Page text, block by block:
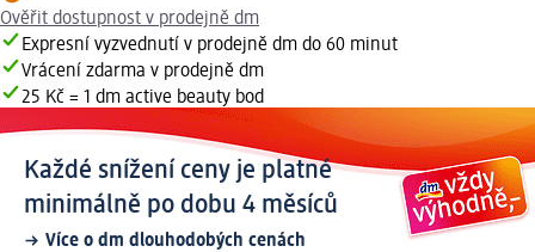
Ověřit dostupnost v prodejně dm
Expresní vyzvednutí v prodejně dm do 60 minut
Vrácení zdarma v prodejně dm
25 Kč = 1 dm active beauty bod
Každé snížení ceny je platné
minimálně po dobu 4 měsíců
Více o dm dlouhodobých cenách